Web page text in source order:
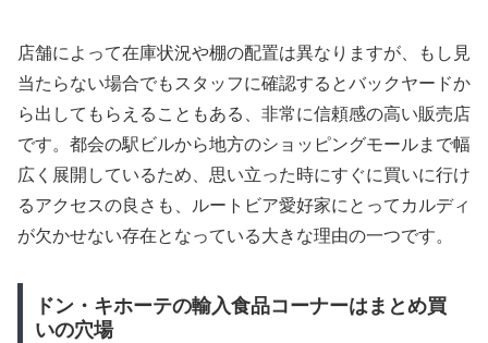
店舗によって在庫状況や棚の配置は異なりますが、もし見
当たらない場合でもスタッフに確認するとバックヤードか
ら出してもらえることもある、非常に信頼感の高い販売店
です。都会の駅ビルから地方のショッピングモールまで幅
広く展開しているため、思い立った時にすぐに買いに行け
るアクセスの良さも、ルートビア愛好家にとってカルディ
が欠かせない存在となっている大きな理由の一つです。
ドン・キホーテの輸入食品コーナーはまとめ買
いの穴場